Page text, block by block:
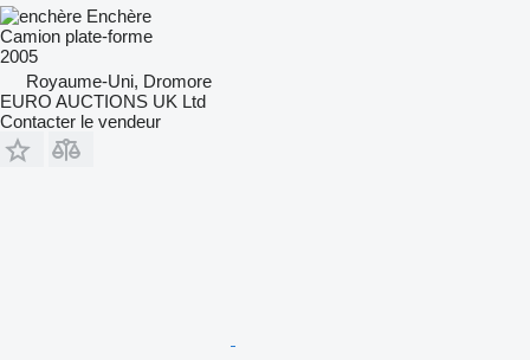
Enchère
Camion plate-forme
2005
Royaume-Uni, Dromore
EURO AUCTIONS UK Ltd
Contacter le vendeur